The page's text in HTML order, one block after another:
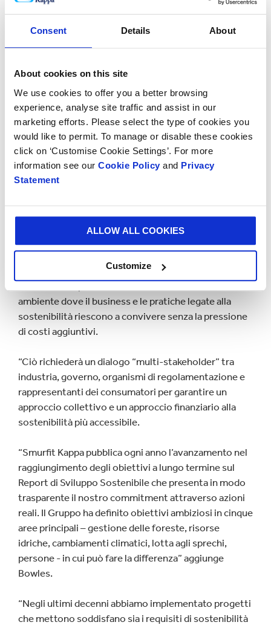
Consent Details About
About cookies on this site
We use cookies to offer you a better browsing
experience, analyse site traffic and assist in our
marketing efforts. Please select the type of cookies you
would like to permit. To manage or disable these cookies
click on ‘Customise Cookie Settings’. For more
information see our Cookie Policy and Privacy
Statement
ALLOW ALL COOKIES
Customize
termine piuttosto che un costo. Questo cambia
totalmente le regole dei report finanziari in quasi tre
quarti delle aziende intervistate, ma meno della metà
finanziari.
Ken Bowles, Chief Financial Officer di Smurfit Kappa,
dice: “Entrando in un periodo di incertezza
economica, tutti gli sforzi delle aziende sono
indirizzati alla ripresa e sono focalizzati sulla
ricostruzione dopo che le restrizioni dettate dalle
esigenze di salute pubblica saranno allentate. Come
anche un occhio sugli scenari futuri, dove la
strategie aziendali visto che i problemi legati al clima
rimarranno anche nell’era post-Covid-19. La ricerca
ambiente dove il business e le pratiche legate alla
sostenibilità riescono a convivere senza la pressione
di costi aggiuntivi.
“Ciò richiederà un dialogo “multi-stakeholder” tra
industria, governo, organismi di regolamentazione e
rappresentanti dei consumatori per garantire un
approccio collettivo e un approccio finanziario alla
sostenibilità più accessibile.
“Smurfit Kappa pubblica ogni anno l’avanzamento nel
raggiungimento degli obiettivi a lungo termine sul
Report di Sviluppo Sostenibile che presenta in modo
trasparente il nostro commitment attraverso azioni
reali. Il Gruppo ha definito obiettivi ambiziosi in cinque
aree principali – gestione delle foreste, risorse
idriche, cambiamenti climatici, lotta agli sprechi,
persone - in cui può fare la differenza” aggiunge
Bowles.
“Negli ultimi decenni abbiamo implementato progetti
che mettono soddisfano sia i requisiti di sostenibilità